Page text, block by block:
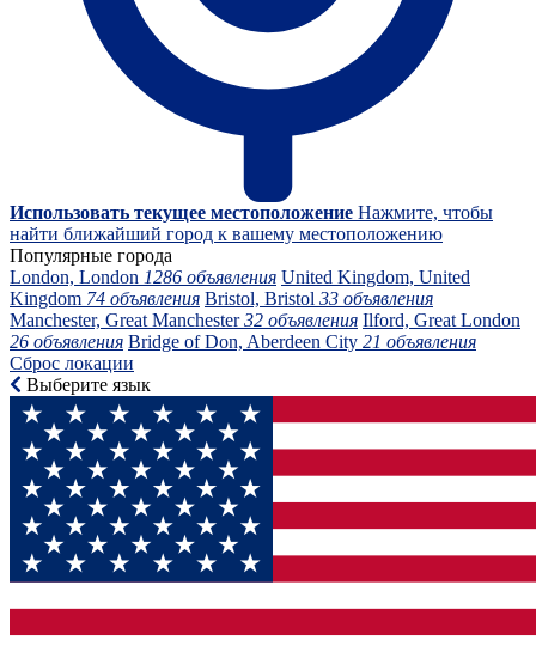
Использовать текущее местоположение Нажмите, чтобы
найти ближайший город к вашему местоположению
Популярные города
London, London 1286 объявления United Kingdom, United
Kingdom 74 объявления Bristol, Bristol 33 объявления
Manchester, Great Manchester32 объявления Ilford, Great London
26 объявления Bridge of Don, Aberdeen City 21 объявления
Сброс локации
Выберите язык